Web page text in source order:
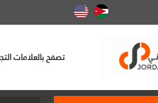
تصفح بالعلامات